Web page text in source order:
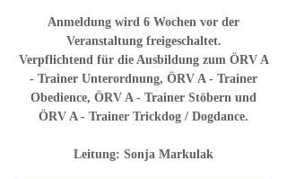
Anmeldung wird 6 Wochen vor der
Veranstaltung freigeschaltet.
Verpflichtend für die Ausbildung zum ÖRV A
- Trainer Unterordnung, ÖRV A - Trainer
Obedience, ÖRV A - Trainer Stöbern und
ÖRV A - Trainer Trickdog / Dogdance.